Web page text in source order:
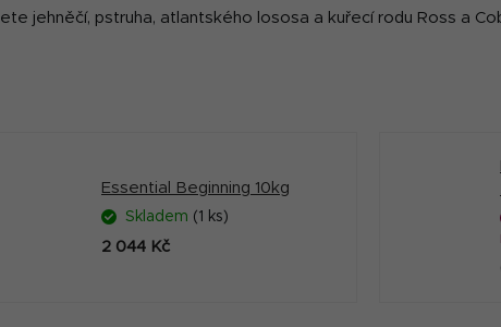
jehněčí, pstruha, atlantského lososa a kuřecí rodu Ross a
Essential Beginning 10kg
Skladem (1 ks)
2 044 Kč